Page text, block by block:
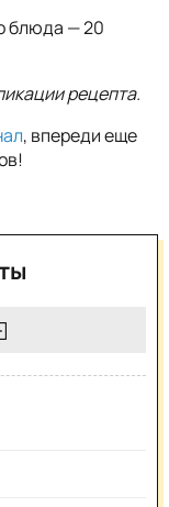
блюда — 20
рецепта.
, впереди еще